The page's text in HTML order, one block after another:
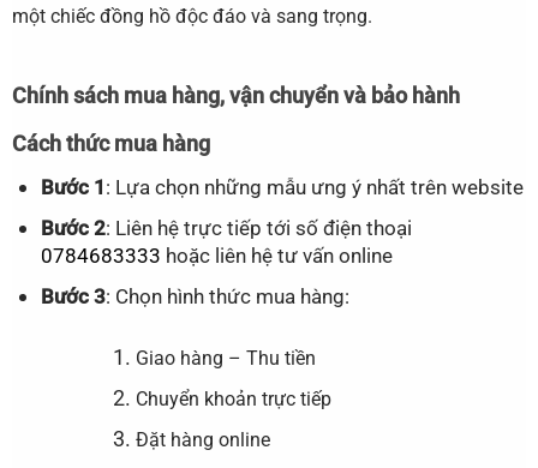
một chiếc đồng hồ độc đáo và sang trọng.
Chính sách mua hàng, vận chuyển và bảo hành
Cách thức mua hàng
Bước 1 : Lựa chọn những mẫu ưng ý nhất trên website
Bước 2: Liên hệ trực tiếp tới số điện thoại
0784683333 hoặc liên hệ tư vấn online
Bước 3: Chọn hình thức mua hàng:
Giao hàng – Thu tiền
Chuyển khoản trực tiếp
Đặt hàng online